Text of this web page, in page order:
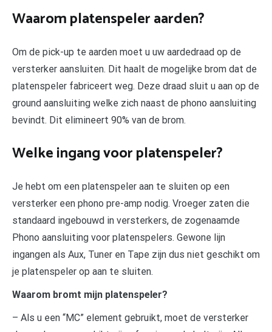
Waarom platenspeler aarden?
Om de pick-up te aarden moet u uw aardedraad op de
versterker aansluiten. Dit haalt de mogelijke brom dat de
platenspeler fabriceert weg. Deze draad sluit u aan op de
ground aansluiting welke zich naast de phono aansluiting
bevindt. Dit elimineert 90% van de brom.
Welke ingang voor platenspeler?
Je hebt om een platenspeler aan te sluiten op een
versterker een phono pre-amp nodig. Vroeger zaten die
standaard ingebouwd in versterkers, de zogenaamde
Phono aansluiting voor platenspelers. Gewone lijn
ingangen als Aux, Tuner en Tape zijn dus niet geschikt om
je platenspeler op aan te sluiten.
Waarom bromt mijn platenspeler?
– Als u een “MC” element gebruikt, moet de versterker